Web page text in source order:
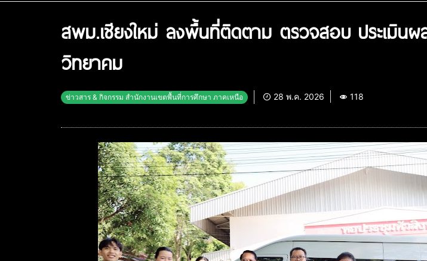
สพม.เชียงใหม่ ลงพื้นที่ติดตาม ตรวจสอบ ประเมิน
วิทยาคม
ข่าวสาร & กิจกรรม สำนักงานเขตพื้นที่การศึกษา ภาคเหนือ 28 พ.ค. 2026 118